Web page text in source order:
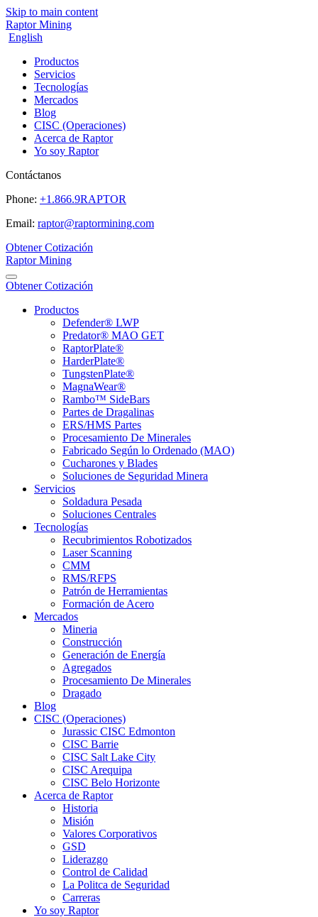
Skip to main content
Raptor Mining
English
Productos
Servicios
Tecnologías
Mercados
Blog
CISC (Operaciones)
Acerca de Raptor
Yo soy Raptor
Contáctanos
Phone: +1.866.9RAPTOR
Email: raptor@raptormining.com
Obtener Cotización
Raptor Mining
Obtener Cotización
Productos
Defender® LWP
Predator® MAO GET
RaptorPlate®
HarderPlate®
TungstenPlate®
MagnaWear®
Rambo™ SideBars
Partes de Dragalinas
ERS/HMS Partes
Procesamiento De Minerales
Fabricado Según lo Ordenado (MAO)
Cucharones y Blades
Soluciones de Seguridad Minera
Servicios
Soldadura Pesada
Soluciones Centrales
Tecnologías
Recubrimientos Robotizados
Laser Scanning
CMM
RMS/RFPS
Patrón de Herramientas
Formación de Acero
Mercados
Mineria
Construcción
Generación de Energía
Agregados
Procesamiento De Minerales
Dragado
Blog
CISC (Operaciones)
Jurassic CISC Edmonton
CISC Barrie
CISC Salt Lake City
CISC Arequipa
CISC Belo Horizonte
Acerca de Raptor
Historia
Misión
Valores Corporativos
GSD
Liderazgo
Control de Calidad
La Politca de Seguridad
Carreras
Yo soy Raptor